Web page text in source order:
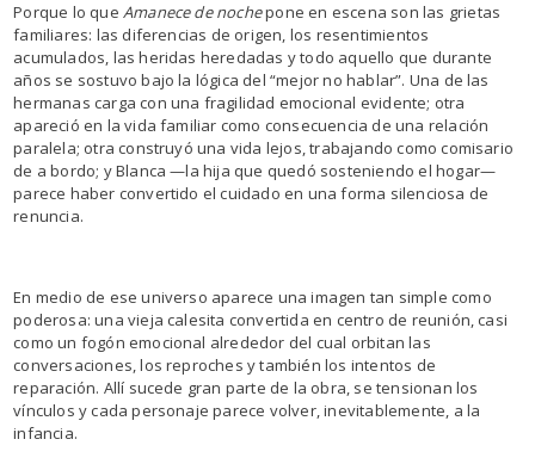
Porque lo que Amanece de nochepone en escena son las grietas
familiares: las diferencias de origen, los resentimientos
acumulados, las heridas heredadas y todo aquello que durante
años se sostuvo bajo la lógica del “mejor no hablar”. Una de las
hermanas carga con una fragilidad emocional evidente; otra
apareció en la vida familiar como consecuencia de una relación
paralela; otra construyó una vida lejos, trabajando como comisario
de a bordo; y Blanca —la hija que quedó sosteniendo el hogar—
parece haber convertido el cuidado en una forma silenciosa de
renuncia.
En medio de ese universo aparece una imagen tan simple como
poderosa: una vieja calesita convertida en centro de reunión, casi
como un fogón emocional alrededor del cual orbitan las
conversaciones, los reproches y también los intentos de
reparación. Allí sucede gran parte de la obra, se tensionan los
vínculos y cada personaje parece volver, inevitablemente, a la
infancia.